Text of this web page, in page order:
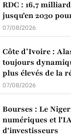
RDC : 16,7
jusqu'en 2030
07/08/2026
Côte d’Ivoire :
toujours
plus élevés de la
07/08/2026
Bourses : Le
numériques et
d'investisseurs